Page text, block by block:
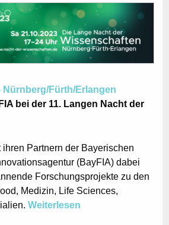
Nürnberg/Fürth/Erlangen
bei der 11. Langen Nacht der
ihren Partnern der Bayerischen
(BayFIA) dabei
Forschungsprojekte zu den
Medizin, Life Sciences,
Weiterlesen